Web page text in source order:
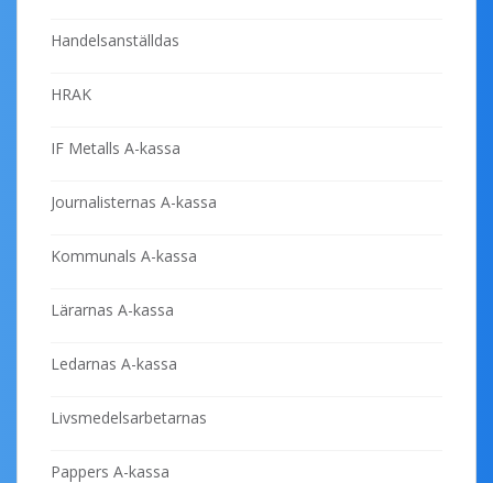
Handelsanställdas
HRAK
IF Metalls A-kassa
Journalisternas A-kassa
Kommunals A-kassa
Lärarnas A-kassa
Ledarnas A-kassa
Livsmedelsarbetarnas
Pappers A-kassa